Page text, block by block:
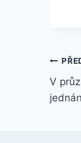
pro
V